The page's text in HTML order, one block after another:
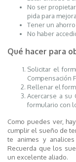
No ser
pida para
Tener un
No haber
Qué hacer para
Solicitar el
Compensación
Rellenar el
Acercarse a su
formulario con
Como puedes ver,
cumplir el sueño de
te animes y
Recuerda que los
un excelente aliado.